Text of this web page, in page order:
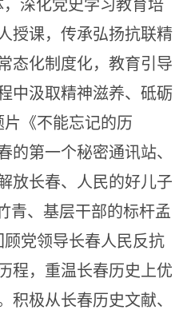
深化党史学习教育培
授课，传承弘扬抗联精
态化制度化，教育引导
中汲取精神滋养、砥砺
《不能忘记的历
的第一个秘密通讯站、
放长春、人民的好儿子
青、基层干部的标杆孟
党领导长春人民反抗
程，重温长春历史上优
积极从长春历史文献、